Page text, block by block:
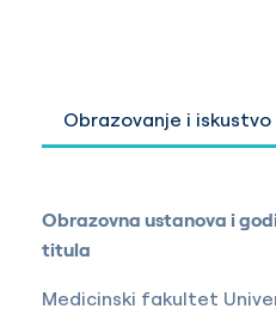
Obrazovanje i iskustvo
Obrazovna ustanova i
titula
Medicinski fakultet